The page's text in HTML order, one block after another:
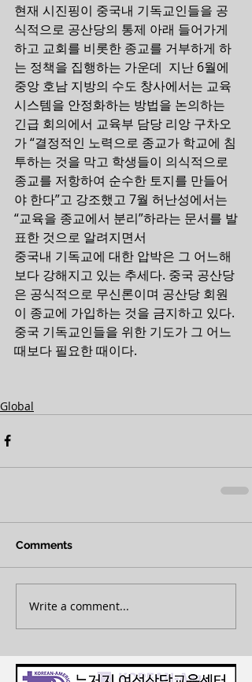
현재 시진핑이 중국내 기독교인들을 공
식적으로 공산당의 통제 아래 들어가게
하고 교회를 비롯한 종교를 거부하게 하
는 정책을 집행하는 가운데  지난 6월에
중앙 호남 지방의 수도 창사에서는 교육
시스템을 안정화하는 방법을 논의하는
긴급 회의에서 교육부 담당 리앙 구차오
가 “결정적인 노력으로 종교가 학교에 침
투하는 것을 막고 학생들이 의식적으로
종교를 저항하여 순수한 토지를 만들어
야 한다”고 강조했고 7월 허난성에서는
“교육을 종교에서 분리”하라는 문서를 발
표한 것으로 알려지면서
중국내 기독교에 대한 압박은 그 어느해
보다 강해지고 있는 추세다. 중국 공산당
은 공식적으로 무신론이며 공산당 회원
이 종교에 가입하는 것을 금지하고 있다.
중국 기독교인들을 위한 기도가 그 어느
때보다 필요한 때이다.
Global
Comments
Write a comment...